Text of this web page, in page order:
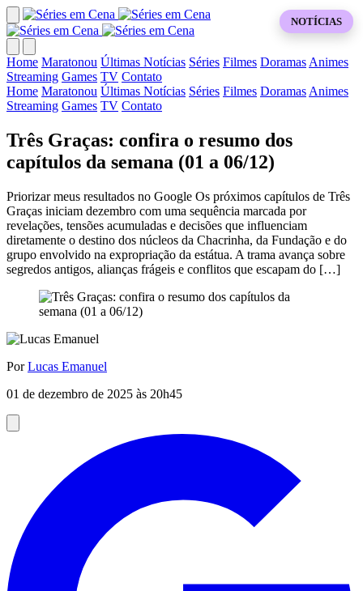
Home Maratonou Últimas Notícias Séries Filmes Doramas Animes
Streaming Games TV Contato
Home Maratonou Últimas Notícias Séries Filmes Doramas Animes
Streaming Games TV Contato
Três Graças: confira o resumo dos
capítulos da semana (01 a 06/12)
Priorizar meus resultados no Google Os próximos capítulos de Três
Graças iniciam dezembro com uma sequência marcada por
revelações, tensões acumuladas e decisões que influenciam
diretamente o destino dos núcleos da Chacrinha, da Fundação e do
grupo envolvido na expropriação da estátua. A trama avança sobre
segredos antigos, alianças frágeis e conflitos que escapam do […]
NOTÍCIAS
PorLucas Emanuel
01 de dezembro de 2025 às 20h45